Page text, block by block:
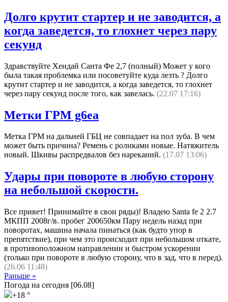
Долго крутит стартер и не заводится, а
когда заведется, то глохнет через пару
секунд
Здравствуйте Хендай Санта Фе 2,7 (полный) Может у кого
была такая проблемка или посоветуйте куда лезть ? Долго
крутит стартер и не заводится, а когда заведется, то глохнет
через пару секунд после того, как завелась. (22.07 17:16)
Метки ГРМ g6ea
Метка ГРМ на дальней ГБЦ не совпадает на пол зуба. В чем
может быть причина? Ремень с роликами новые. Натяжитель
новый. Шкивы распредвалов без нареканий. (17.07 13:06)
Удары при повороте в любую сторону
на небольшой скорости.
Все привет! Принимайте в свои ряды)! Владею Santa fe 2 2.7
МКПП 2008г/в. пробег 200650км Пару недель назад при
поворотах, машина начала пинаться (как будто упор в
препятствие), при чем это происходит при небольшом откате,
в противоположном направлении и быстром ускорении
(только при повороте в любую сторону, что в зад, что в перед).
(26.06 11:48)
Раньше »
Погода на сегодня [06.08]
+18 °